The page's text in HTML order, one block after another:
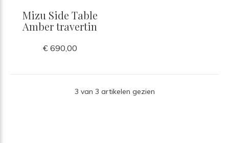
Mizu Side Table
Amber travertin
€ 690,00
3 van 3 artikelen gezien